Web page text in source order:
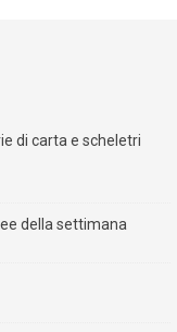
di carta e scheletri
della settimana